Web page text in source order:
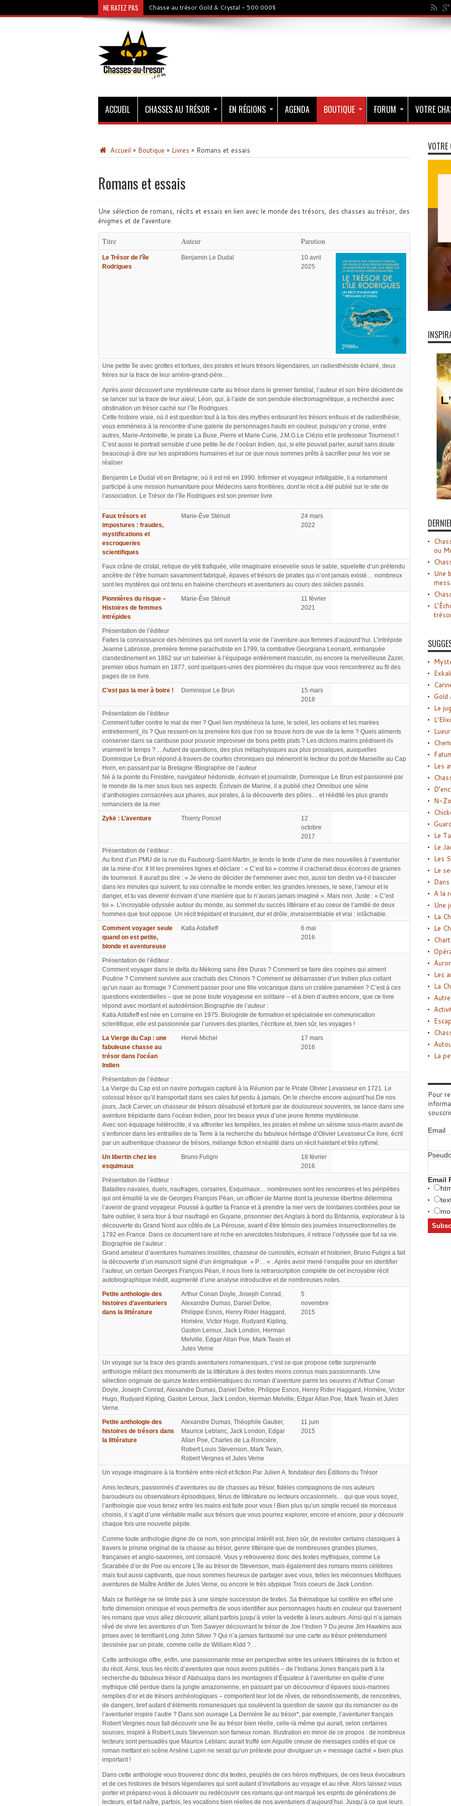
NE RATEZ PAS Chasse au trésor Gold & Crystal - 500 000$
ACCUEIL CHASSES AU TRÉSOR EN RÉGIONS AGENDA BOUTIQUE FORUM VOTRE
Accueil » Boutique » Livres » Romans et essais
Romans et essais
Une sélection de romans, récits et essais en lien avec le monde des trésors, des chasses au trésor, des
énigmes et de l’aventure.
Titre Auteur Parution
Le Trésor de l’île
Rodrigues
Benjamin Le Dudal
10 avril
2025
Une petite île avec grottes et tortues, des pirates et leurs trésors légendaires, un radiesthésiste éclairé, deux
frères sur la trace de leur arrière-grand-père…
Après avoir découvert une mystérieuse carte au trésor dans le grenier familial, l’auteur et son frère décident de
se lancer sur la trace de leur aïeul, Léon, qui, à l’aide de son pendule électromagnétique, a recherché avec
obstination un trésor caché sur l’île Rodrigues.
Cette histoire vraie, où il est question tout à la fois des mythes entourant les trésors enfouis et de radiesthésie,
vous emmènera à la rencontre d’une galerie de personnages hauts en couleur, puisqu’on y croise, entre
autres, Marie-Antoinette, le pirate La Buse, Pierre et Marie Curie, J.M.G.Le Clézio et le professeur Tournesol !
C’est aussi le portrait sensible d’une petite île de l’océan Indien, qui, si elle pouvait parler, aurait sans doute
beaucoup à dire sur les aspirations humaines et sur ce que nous sommes prêts à sacrifier pour les voir se
réaliser
Benjamin Le Dudal vit en Bretagne, où il est né en 1990. Infirmier et voyageur infatigable, il a notamment
participé à une mission humanitaire pour Médecins sans frontières, dont le récit a été publié sur le site de
l’association. Le Trésor de l’île Rodrigues est son premier livre.
Faux trésors et
impostures : fraudes,
mystifications et
escroqueries
scientifiques
Marie-Ève Sténuit
24 mars
2022
Faux crâne de cristal, relique de yéti trafiquée, ville imaginaire ensevelie sous le sable, squelette d’un prétendu
ancêtre de l’être humain savamment fabriqué, épaves et trésors de pirates qui n’ont jamais existé… nombreux
sont les mystères qui ont tenu en haleine chercheurs et aventuriers au cours des siècles passés.
Pionnières du risque –
Histoires de femmes
intrépides
Marie-Ève Sténuit
11 février
2021
Présentation de l’éditeur
Faites la connaissance des héroïnes qui ont ouvert la voie de l’aventure aux femmes d’aujourd’hui. L’intrépide
Jeanne Labrosse, première femme parachutiste en 1799, la combative Georgiana Leonard, embarquée
clandestinement en 1862 sur un baleinier à l’équipage entièrement masculin, ou encore la merveilleuse Zazel,
premier obus humain en 1877, sont quelques-unes des pionnières du risque que vous rencontrerez au fil des
pages de ce livre.
C’est pas la mer à boire !
Dominique Le Brun
15 mars
2018
Présentation de l’éditeur
Comment lutter contre le mal de mer ? Quel lien mystérieux la lune, le soleil, les océans et les marées
entretiennent_ils ? Que ressent-on la première fois que l’on se trouve hors de vue de la terre ? Quels aliments
conserver dans sa cambuse pour pouvoir improviser de bons petits plats ? Les dictons marins prédisent-ils
vraiment le temps ?… Autant de questions, des plus métaphysiques aux plus prosaïques, auxquelles
Dominique Le Brun répond à travers de courtes chroniques qui mèneront le lecteur du port de Marseille au Cap
Horn, en passant par la Bretagne !Biographie de l’auteur
Né à la pointe du Finistère, navigateur hédoniste, écrivain et journaliste, Dominique Le Brun est passionné par
le monde de la mer sous tous ses aspects. Écrivain de Marine, il a publié chez Omnibus une série
d’anthologies consacrées aux phares, aux pirates, à la découverte des pôles… et réédité les plus grands
romanciers de la mer.
Zykë : L’aventure
Thierry Poncet
12
octobre
2017
Présentation de l’éditeur :
Au fond d’un PMU de la rue du Faubourg-Saint-Martin, je tends le texte d’une de mes nouvelles à l’aventurier
de la mine d’or. Il lit les premières lignes et déclare : « C’est toi » comme il cracherait deux écorces de graines
de tournesol. Il aurait pu dire : « Je viens de décider de t’emmener avec moi, aussi ton destin va-t-il basculer
dans les minutes qui suivent, tu vas connaître le monde entier, les grandes ivresses, le sexe, l’amour et le
danger, et tu vas devenir écrivain d’une manière que tu n’aurais jamais imaginé ». Mais non. Juste : « C’est
toi ». L’incroyable odyssée autour du monde, au sommet du succès littéraire et au coeur de l’amitié de deux
hommes que tout oppose. Un récit trépidant et truculent, dur et drôle, invraisemblable et vrai : inlâchable.
Comment voyager seule
quand on est petite,
blonde et aventureuse
Katia Astafieff
6 mai
2016
Présentation de l’éditeur :
Comment voyager dans le delta du Mékong sans être Duras ? Comment se faire des copines qui aiment
Poutine ? Comment survivre aux crachats des Chinois ? Comment se débarrasser d’un Indien plus collant
qu’un naan au fromage ? Comment passer pour une fille volcanique dans un cratère panaméen ? C’est à ces
questions existentielles – que se pose toute voyageuse en solitaire – et à bien d’autres encore, que ce livre
répond avec mordant et autodérision.Biographie de l’auteur :
Katia Astafieff est née en Lorraine en 1975. Biologiste de formation et spécialisée en communication
scientifique, elle est passionnée par l’univers des plantes, l’écriture et, bien sûr, les voyages !
La Vierge du Cap : une
fabuleuse chasse au
trésor dans l’océan
Indien
Hervé Michel
17 mars
2016
Présentation de l’éditeur :
La Vierge du Cap est un navire portugais capturé à la Réunion par le Pirate Olivier Levasseur en 1721. Le
colossal trésor qu’il transportait dans ses cales fut perdu à jamais. On le cherche encore aujourd’hui.De nos
jours, Jack Carver, un chasseur de trésors désabusé et torturé par de douloureux souvenirs, se lance dans une
aventure trépidante dans l’océan Indien, pour les beaux yeux d’une jeune femme mystérieuse.
Avec son équipage hétéroclite, il va affronter les tempêtes, les pirates et même un séisme sous-marin avant de
s’enfoncer dans les entrailles de la Terre à la recherche du fabuleux héritage d’Olivier Levasseur.Ce livre, écrit
par un authentique chasseur de trésors, mélange fiction et réalité dans un récit haletant et très rythmé.
Un libertin chez les
esquimaux
Bruno Fuligni
18 février
2016
Présentation de l’éditeur :
Batailles navales, duels, naufrages, corsaires, Esquimaux… nombreuses sont les rencontres et les péripéties
qui ont émaillé la vie de Georges François Péan, un officier de Marine dont la jeunesse libertine détermina
l’avenir de grand voyageur. Poussé à quitter la France et à prendre la mer vers de lointaines contrées pour se
faire oublier, il sera tour à tour naufragé en Guyane, prisonnier des Anglais à bord du Britannia, explorateur à la
découverte du Grand Nord aux côtés de La Pérouse, avant d’être témoin des journées insurrectionnelles de
1792 en France. Dans ce document rare et riche en anecdotes historiques, il retrace l’odyssée que fut sa vie.
Biographie de l’auteur :
Grand amateur d’aventures humaines insolites, chasseur de curiosités, écrivain et historien, Bruno Fuligni a fait
la découverte d’un manuscrit signé d’un énigmatique » P… « . Après avoir mené l’enquête pour en identifier
l’auteur, un certain Georges François Péan, il nous livre la retranscription complète de cet incroyable récit
autobiographique inédit, augmenté d’une analyse introductive et de nombreuses notes.
Petite anthologie des
histoires d’aventuriers
dans la littérature
Arthur Conan Doyle, Joseph Conrad,
Alexandre Dumas, Daniel Defoe,
Philippe Esnos, Henry Rider Haggard,
Homère, Victor Hugo, Rudyard Kipling,
Gaston Leroux, Jack London, Herman
Melville, Edgar Allan Poe, Mark Twain et
Jules Verne
5
novembre
2015
Un voyage sur la trace des grands aventuriers romanesques, c’est ce que propose cette surprenante
anthologie mêlant des monuments de la littérature à des textes moins connus mais passionnants. Une
sélection originale de quinze textes emblématiques du roman d’aventure parmi les oeuvres d’Arthur Conan
Doyle, Joseph Conrad, Alexandre Dumas, Daniel Defoe, Philippe Esnos, Henry Rider Haggard, Homère, Victor
Hugo, Rudyard Kipling, Gaston Leroux, Jack London, Herman Melville, Edgar Allan Poe, Mark Twain et Jules
Verne.
Petite anthologie des
histoires de trésors dans
la littérature
Alexandre Dumas, Théophile Gautier,
Maurice Leblanc, Jack London, Edgar
Allan Poe, Charles de La Roncière,
Robert Louis Stevenson, Mark Twain,
Robert Vergnes et Jules Verne
11 juin
2015
Un voyage imaginaire à la frontière entre récit et fiction.Par Julien A. fondateur des Éditions du Trésor
Amis lecteurs, passionnés d’aventures ou de chasses au trésor, fidèles compagnons de nos auteurs
baroudeurs ou observateurs épisodiques, férus de littérature ou lecteurs occasionnels… qui que vous soyez,
l’anthologie que vous tenez entre les mains est faite pour vous ! Bien plus qu’un simple recueil de morceaux
choisis, il s’agit d’une véritable malle aux trésors que vous pourrez explorer, encore et encore, pour y découvrir
chaque fois une nouvelle pépite.
Comme toute anthologie digne de ce nom, son principal intérêt est, bien sûr, de revisiter certains classiques à
travers le prisme original de la chasse au trésor, genre littéraire que de nombreuses grandes plumes,
françaises et anglo-saxonnes, ont consacré. Vous y retrouverez donc des textes mythiques, comme Le
Scarabée d’or de Poe ou encore L’île au trésor de Stevenson, mais également des romans moins célèbres
mais tout aussi captivants, que nous sommes heureux de partager avec vous, telles les méconnues Mirifiques
aventures de Maître Antifer de Jules Verne, ou encore le très atypique Trois coeurs de Jack London.
Mais ce florilège ne se limite pas à une simple succession de textes. Sa thématique lui confère en effet une
forte dimension onirique et vous permettra de vous identifier aux personnages hauts en couleur qui traversent
les romans que vous allez découvrir, allant parfois jusqu’à voler la vedette à leurs auteurs. Ainsi qui n’a jamais
rêvé de vivre les aventures d’un Tom Sawyer découvrant le trésor de Joe l’Indien ? Du jeune Jim Hawkins aux
prises avec le terrifiant Long John Silver ? Qui n’a jamais fantasmé sur une carte au trésor prétendument
dessinée par un pirate, comme celle de William Kidd ?…
Cette anthologie offre, enfin, une passionnante mise en perspective entre les univers littéraires de la fiction et
du récit. Ainsi, tous les récits d’aventures que nous avons publiés – de l’Indiana Jones français parti à la
recherche du fabuleux trésor d’Atahualpa dans les montagnes d’Équateur à l’aventurier en quête d’une
mythique cité perdue dans la jungle amazonienne, en passant par un découvreur d’épaves sous-marines
remplies d’or et de trésors archéologiques – comportent leur lot de rêves, de rebondissements, de rencontres,
de dangers, bref autant d’éléments romanesques qui soulèvent la question de savoir qui du romancier ou de
l’aventurier inspire l’autre ? Dans son ouvrage La Dernière île au trésor*, par exemple, l’aventurier français
Robert Vergnes nous fait découvrir une île au trésor bien réelle, celle-là même qui aurait, selon certaines
sources, inspiré à Robert Louis Stevenson son fameux roman. Illustration en miroir de ce propos : de nombreux
lecteurs sont persuadés que Maurice Leblanc aurait truffé son Aiguille creuse de messages codés et que ce
roman mettant en scène Arsène Lupin ne serait qu’un prétexte pour divulguer un « message caché » bien plus
important !
Dans cette anthologie vous trouverez donc dix textes, peuplés de ces héros mythiques, de ces lieux évocateurs
et de ces histoires de trésors légendaires qui sont autant d’invitations au voyage et au rêve. Alors laissez-vous
porter et préparez-vous à découvrir ou redécouvrir ces romans qui ont marqué les esprits de générations de
lecteurs, et fait naître, parfois, les vocations bien réelles de nos aventuriers d’aujourd’hui. Jusqu’à ce que leurs
VOTRE
ou
Une
Gold
Le
Lueur
Les
N-
Le
Le
Les
Le
A la
Une
La
Le
Les
La
La
Pour
Email
Email